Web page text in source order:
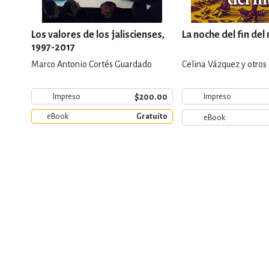
Los valores de los jaliscienses,
1997-2017
Marco Antonio Cortés Guardado
Impreso $200.00
eBook Gratuito
La noche del fin del
Celina Vázquez y otros
Impreso
eBook